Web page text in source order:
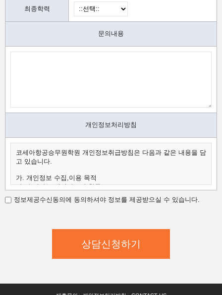
최종학력
문의내용
개인정보처리방침
코세아항공승무원학원 개인정보취급방침은 다음과 같은 내용을 담
고 있습니다.
가. 개인정보 수집,이용 목적
나. 수집하는 개인정보의 항목
다. 개인정보의 보유 및 이용 기간
가.개인정보 수집,이용 목적
코세아항공승무원학원은 다음과 같은 방법으로 개인정보를 수집합
- 홈페이지 내 상담신청(입학문의, 상담신청)
- 과정문의에 대한 학과담당자들의 전화 및 이메일 상담
나.수집하는 개인정보의 항목
코세아항공승무원학원은 고객님의 온라인상담(입학문의, 상담신
정보제공수신동의에 동의하셔야 정보를 제공받으실 수 있습니다.